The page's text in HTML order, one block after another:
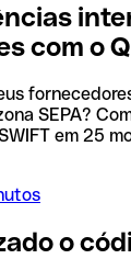
com o
SEPA?
em 25
o